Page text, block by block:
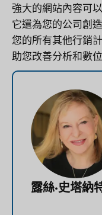
強大的網站內容可
它還為您的公司創
您的所有其他行銷
助您改善分析和數
露絲·史塔納